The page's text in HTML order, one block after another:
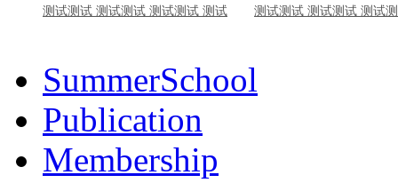
测试测试 测试测试 测试测试 测试 测试测试 测试测试 测试
SummerSchool
Publication
Membership